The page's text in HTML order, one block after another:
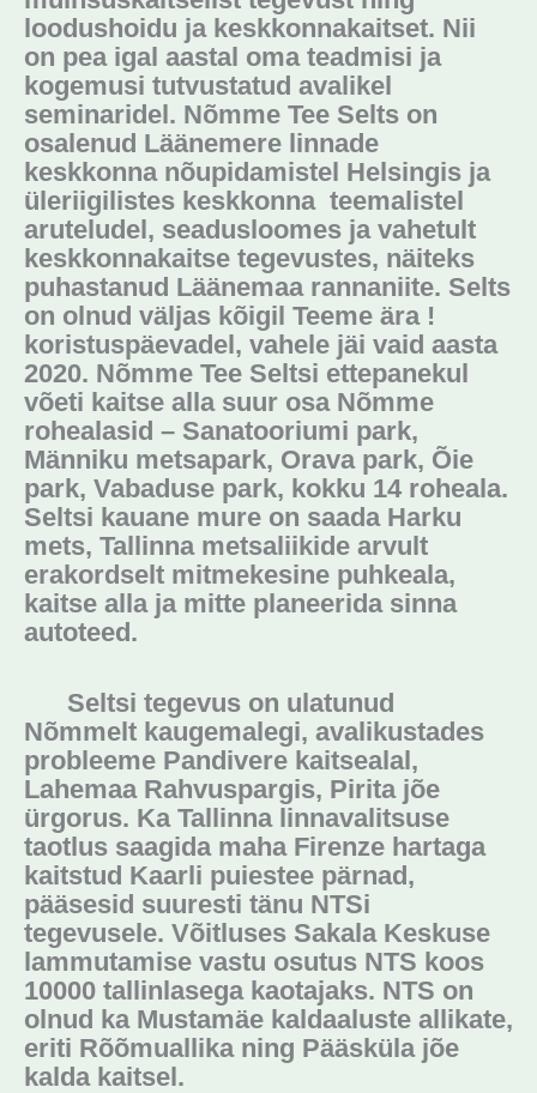
loodushoidu ja keskkonnakaitset. Nii
on pea igal aastal oma teadmisi ja
kogemusi tutvustatud avalikel
seminaridel. Nõmme Tee Selts on
osalenud Läänemere linnade
keskkonna nõupidamistel Helsingis ja
üleriigilistes keskkonna teemalistel
aruteludel, seadusloomes ja vahetult
keskkonnakaitse tegevustes, näiteks
puhastanud Läänemaa rannaniite. Selts
on olnud väljas kõigil Teeme ära !
koristuspäevadel, vahele jäi vaid aasta
2020. Nõmme Tee Seltsi ettepanekul
võeti kaitse alla suur osa Nõmme
rohealasid – Sanatooriumi park,
Männiku metsapark, Orava park, Õie
park, Vabaduse park, kokku 14 roheala.
Seltsi kauane mure on saada Harku
mets, Tallinna metsaliikide arvult
erakordselt mitmekesine puhkeala,
kaitse alla ja mitte planeerida sinna
autoteed.
Seltsi tegevus on ulatunud
Nõmmelt kaugemalegi, avalikustades
probleeme Pandivere kaitsealal,
Lahemaa Rahvuspargis, Pirita jõe
ürgorus. Ka Tallinna linnavalitsuse
taotlus saagida maha Firenze hartaga
kaitstud Kaarli puiestee pärnad,
pääsesid suuresti tänu NTSi
tegevusele. Võitluses Sakala Keskuse
lammutamise vastu osutus NTS koos
10000 tallinlasega kaotajaks. NTS on
olnud ka Mustamäe kaldaaluste allikate,
eriti Rõõmuallika ning Pääsküla jõe
kalda kaitsel.